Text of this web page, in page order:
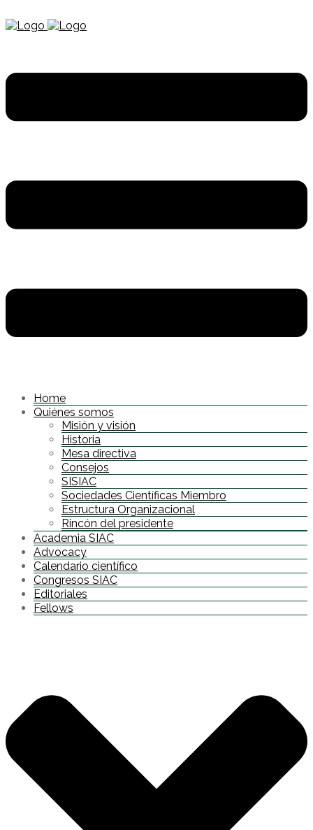
Home
Quiénes somos
Misión y visión
Historia
Mesa directiva
Consejos
SISIAC
Sociedades Científicas Miembro
Estructura Organizacional
Rincón del presidente
Academia SIAC
Advocacy
Calendario científico
Congresos SIAC
Editoriales
Fellows